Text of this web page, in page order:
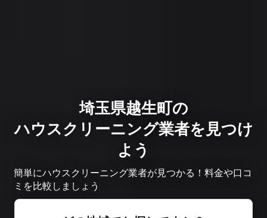
埼玉県越生町の
ハウスクリーニング業者を見つけ
よう
簡単にハウスクリーニング業者が見つかる！料金や口コ
ミを比較しましょう